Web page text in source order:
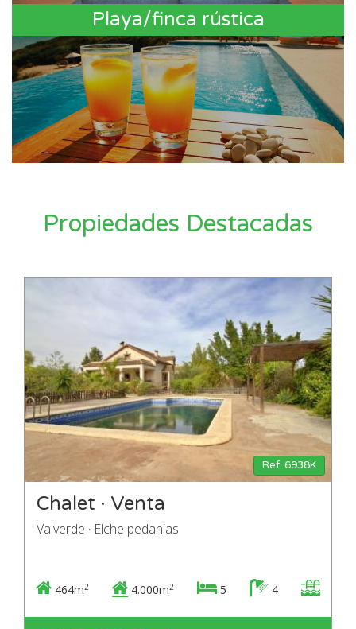
Playa/finca rústica
Propiedades Destacadas
Ref: 6938K
Chalet · Venta
Valverde · Elche pedanias
464m2 4.000m2 5 4